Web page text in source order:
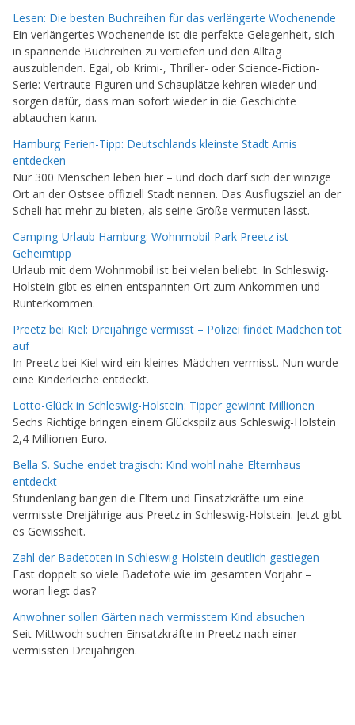
Lesen: Die besten Buchreihen für das verlängerte Wochenende
Ein verlängertes Wochenende ist die perfekte Gelegenheit, sich
in spannende Buchreihen zu vertiefen und den Alltag
auszublenden. Egal, ob Krimi-, Thriller- oder Science-Fiction-
Serie: Vertraute Figuren und Schauplätze kehren wieder und
sorgen dafür, dass man sofort wieder in die Geschichte
abtauchen kann.
Hamburg Ferien-Tipp: Deutschlands kleinste Stadt Arnis
entdecken
Nur 300 Menschen leben hier – und doch darf sich der winzige
Ort an der Ostsee offiziell Stadt nennen. Das Ausflugsziel an der
Scheli hat mehr zu bieten, als seine Größe vermuten lässt.
Camping-Urlaub Hamburg: Wohnmobil-Park Preetz ist
Geheimtipp
Urlaub mit dem Wohnmobil ist bei vielen beliebt. In Schleswig-
Holstein gibt es einen entspannten Ort zum Ankommen und
Runterkommen.
Preetz bei Kiel: Dreijährige vermisst – Polizei findet Mädchen tot
auf
In Preetz bei Kiel wird ein kleines Mädchen vermisst. Nun wurde
eine Kinderleiche entdeckt.
Lotto-Glück in Schleswig-Holstein: Tipper gewinnt Millionen
Sechs Richtige bringen einem Glückspilz aus Schleswig-Holstein
2,4 Millionen Euro.
Bella S. Suche endet tragisch: Kind wohl nahe Elternhaus
entdeckt
Stundenlang bangen die Eltern und Einsatzkräfte um eine
vermisste Dreijährige aus Preetz in Schleswig-Holstein. Jetzt gibt
es Gewissheit.
Zahl der Badetoten in Schleswig-Holstein deutlich gestiegen
Fast doppelt so viele Badetote wie im gesamten Vorjahr –
woran liegt das?
Anwohner sollen Gärten nach vermisstem Kind absuchen
Seit Mittwoch suchen Einsatzkräfte in Preetz nach einer
vermissten Dreijährigen.